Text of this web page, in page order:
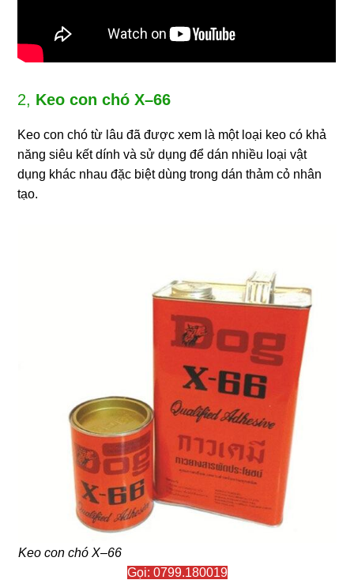
2, Keo con chó X–66
Keo con chó từ lâu đã được xem là một loại keo có khả
năng siêu kết dính và sử dụng để dán nhiều loại vật
dụng khác nhau đặc biệt dùng trong dán thảm cỏ nhân
tạo.
Keo con chó X–66
Gọi: 0799.180019